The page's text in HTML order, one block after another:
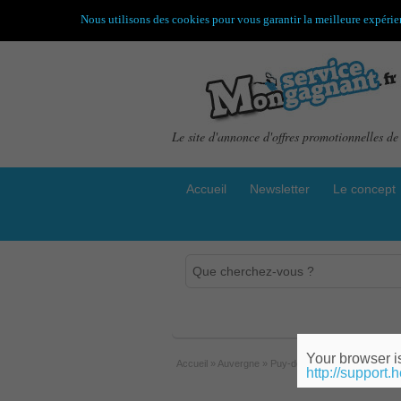
Le site d'annonce d'offres promotionnelles de
Accueil Newsletter Le concept
Accueil » Auvergne » Puy-de-dôme
Nous utilisons des cookies pour vous garantir la meilleure
Your browser
http://